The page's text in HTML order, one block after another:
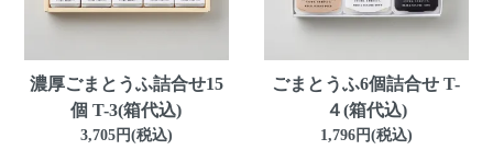
濃厚ごまとうふ詰合せ15
個 T-3(箱代込)
3,705円(税込)
ごまとうふ6個詰合せ T-
４(箱代込)
1,796円(税込)